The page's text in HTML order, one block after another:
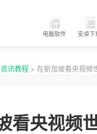
电脑软件 安卓下
资讯教程 > 在新加坡看央视频
看央视频